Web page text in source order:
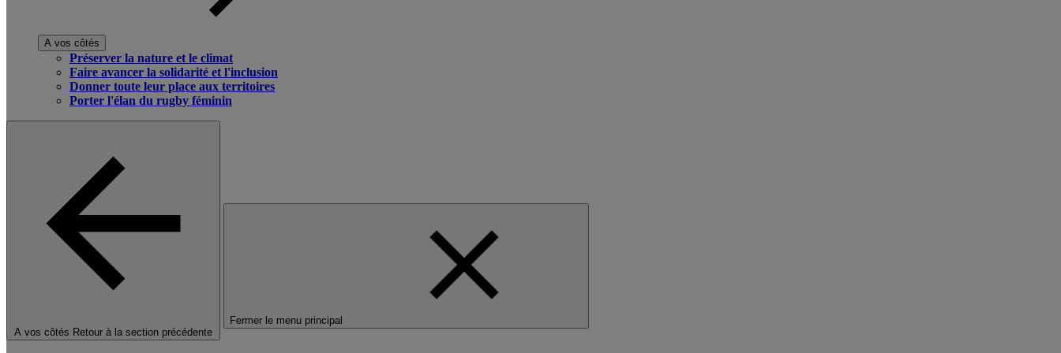
A vos côtés
Préserver la nature et le climat
Faire avancer la solidarité et l'inclusion
Donner toute leur place aux territoires
Porter l'élan du rugby féminin
A vos côtés Retour à la section précédente
Fermer le menu principal